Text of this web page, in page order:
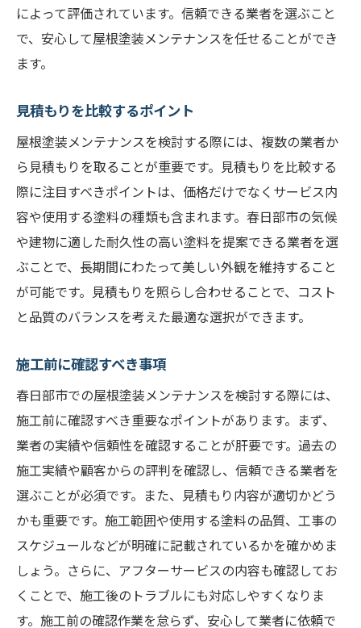
によって評価されています。信頼できる業者を選ぶこと
で、安心して屋根塗装メンテナンスを任せることができ
ます。
見積もりを比較するポイント
屋根塗装メンテナンスを検討する際には、複数の業者か
ら見積もりを取ることが重要です。見積もりを比較する
際に注目すべきポイントは、価格だけでなくサービス内
容や使用する塗料の種類も含まれます。春日部市の気候
や建物に適した耐久性の高い塗料を提案できる業者を選
ぶことで、長期間にわたって美しい外観を維持すること
が可能です。見積もりを照らし合わせることで、コスト
と品質のバランスを考えた最適な選択ができます。
施工前に確認すべき事項
春日部市での屋根塗装メンテナンスを検討する際には、
施工前に確認すべき重要なポイントがあります。まず、
業者の実績や信頼性を確認することが肝要です。過去の
施工実績や顧客からの評判を確認し、信頼できる業者を
選ぶことが必須です。また、見積もり内容が適切かどう
かも重要です。施工範囲や使用する塗料の品質、工事の
スケジュールなどが明確に記載されているかを確かめま
しょう。さらに、アフターサービスの内容も確認してお
くことで、施工後のトラブルにも対応しやすくなりま
す。施工前の確認作業を怠らず、安心して業者に依頼で